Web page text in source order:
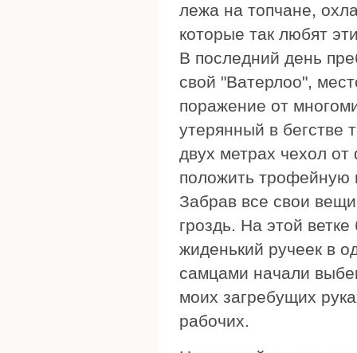
лежа на топчане,
которые так любят
В последний день
свой "Ватерлоо",
поражение от
утерянный в бегстве
двух метрах чехол
положить трофейную
Забрав все свои
гроздь. На этой
жиденький ручеек в
самцами начали
моих загребущих
рабочих.